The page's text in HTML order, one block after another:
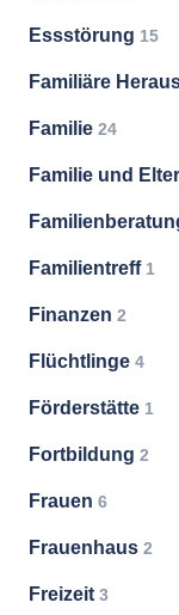
Essstörung 15
Familiäre
Familie 24
Familie und
Familientreff 1
Finanzen 2
Flüchtlinge 4
Förderstätte 1
Fortbildung 2
Frauen 6
Frauenhaus 2
Freizeit 3